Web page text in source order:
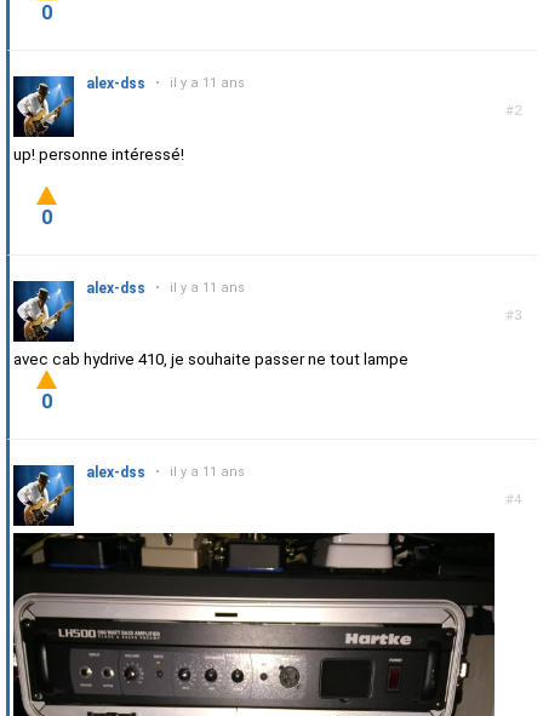
0
#2
alex-dss • il y a 11 ans
up! personne intéressé!
0
#3
alex-dss • il y a 11 ans
avec cab hydrive 410, je souhaite passer ne tout lampe
0
#4
alex-dss • il y a 11 ans